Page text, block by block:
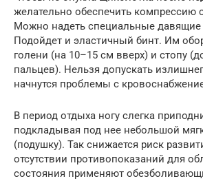
желательно обеспечить компрессию
Можно надеть специальные давящие
Подойдет и эластичный бинт. Им
голени (на 10–15 см вверх) и стопу
пальцев). Нельзя допускать
начнутся проблемы с
В период отдыха ногу слегка
подкладывая под нее небольшой
(подушку). Так снижается риск
отсутствии противопоказаний для
состояния применяют